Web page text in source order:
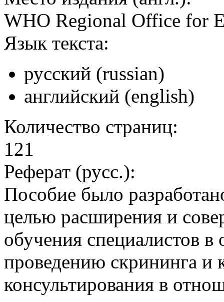
WHO Regional Office for
Язык текста:
русский (russian)
английский (english)
Количество страниц:
121
Реферат (русс.):
Пособие было
целью расширения и
обучения специалистов в
проведению скрининга и
консультирования в